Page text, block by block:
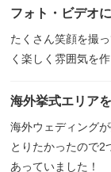
フォト・ビデオ
たくさん笑顔を撮
く楽しく雰囲気を
海外挙式エリア
海外ウェディング
とりたかったので2
あっていました！